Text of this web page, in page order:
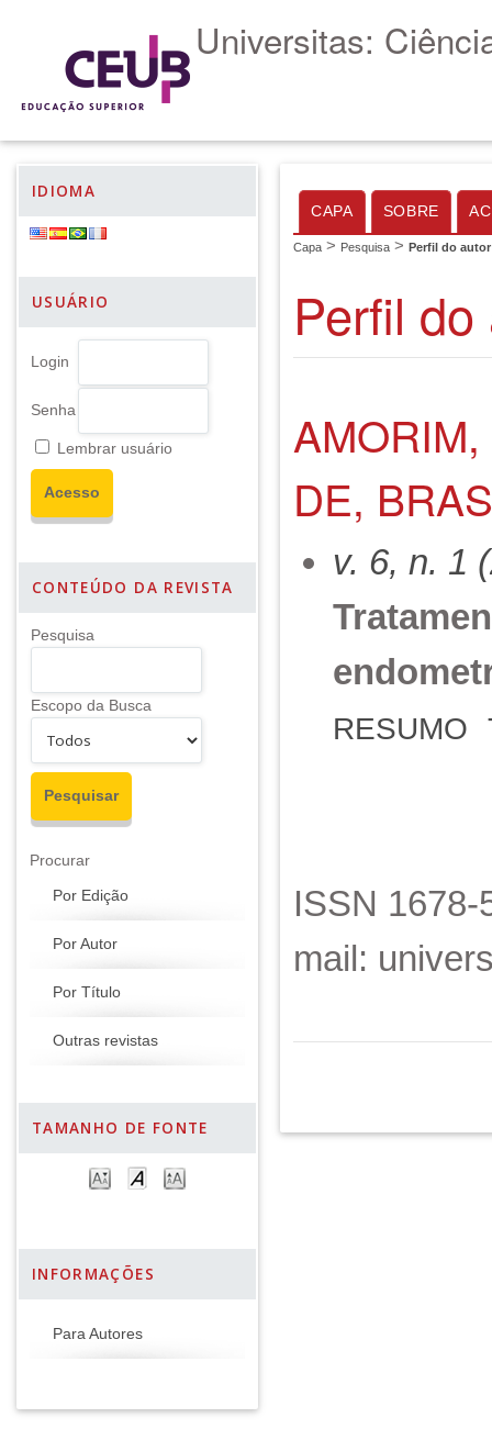
Universitas:
IDIOMA
USUÁRIO
Login
Senha
Lembrar usuário
CONTEÚDO DA REVISTA
Pesquisa
Escopo da Busca
Procurar
Por Edição
Por Autor
Por Título
Outras revistas
TAMANHO DE FONTE
INFORMAÇÕES
Para Autores
CAPA SOBRE
Capa > Pesquisa > Perfil do autor
Perfil
DE,
v. 6, n. 1
RESUMO
ISSN
mail: